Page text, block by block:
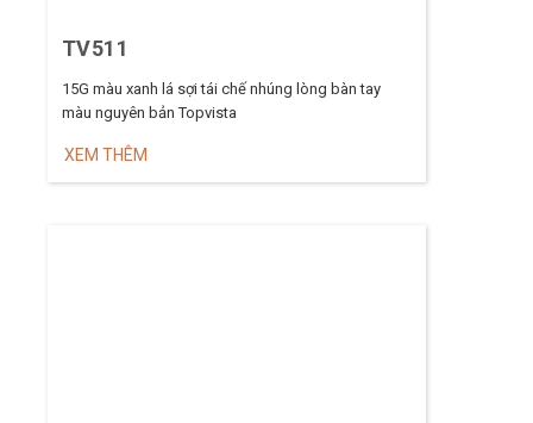
TV511
15G màu xanh lá sợi tái chế nhúng lòng bàn tay
màu nguyên bản Topvista
XEM THÊM